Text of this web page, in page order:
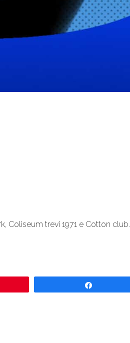
Coliseum trevi 1971 e Cotton club.